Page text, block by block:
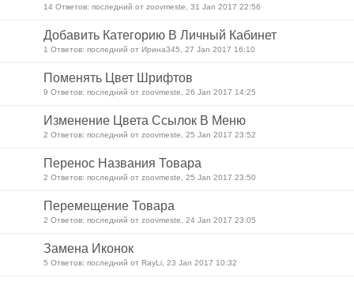
14 Ответов: последний от zoovmeste, 31 Jan 2017 22:56
Добавить Категорию В Личный Кабинет
1 Ответов: последний от Ирина345, 27 Jan 2017 16:10
Поменять Цвет Шрифтов
9 Ответов: последний от zoovmeste, 26 Jan 2017 14:25
Изменение Цвета Ссылок В Меню
2 Ответов: последний от zoovmeste, 25 Jan 2017 23:52
Перенос Названия Товара
2 Ответов: последний от zoovmeste, 25 Jan 2017 23:50
Перемещение Товара
2 Ответов: последний от zoovmeste, 24 Jan 2017 23:05
Замена Иконок
5 Ответов: последний от RayLi, 23 Jan 2017 10:32